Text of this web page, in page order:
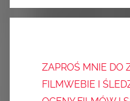
ZAPROŚ MNIE DO
FILMWEBIE I